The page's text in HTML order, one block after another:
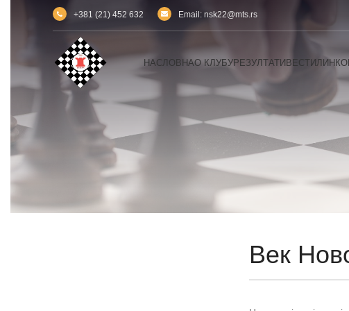
+381 (21) 452 632 Email: nsk22@mts.rs
НАСЛОВНАО КЛУБУРЕЗУЛТАТИВЕСТИ
Век